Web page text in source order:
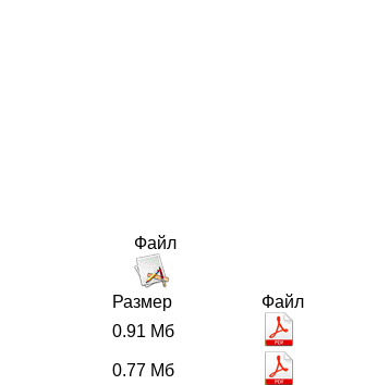
Файл
Размер
Файл
0.91 Мб
0.77 Мб